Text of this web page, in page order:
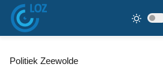
Politiek Zeewolde